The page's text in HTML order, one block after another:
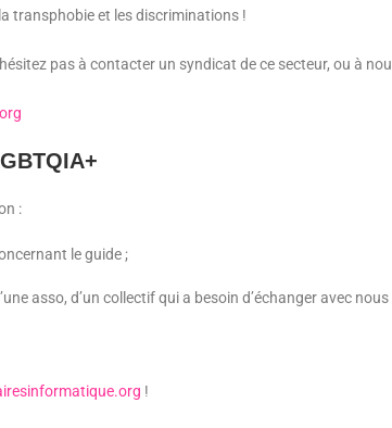
transphobie et les discriminations !
pas à contacter un syndicat de ce secteur, ou à
:
le guide ;
asso, d’un collectif qui a besoin d’échanger avec
!